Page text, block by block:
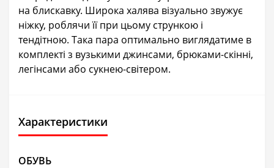
на блискавку. Широка халява візуально звужує
ніжку, роблячи її при цьому стрункою і
тендітною. Така пара оптимально виглядатиме в
комплекті з вузькими джинсами, брюками-скінні,
легінсами або сукнею-світером.
Характеристики
ОБУВЬ